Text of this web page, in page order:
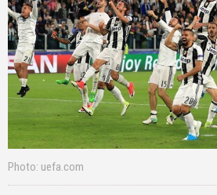
Photo: uefa.com